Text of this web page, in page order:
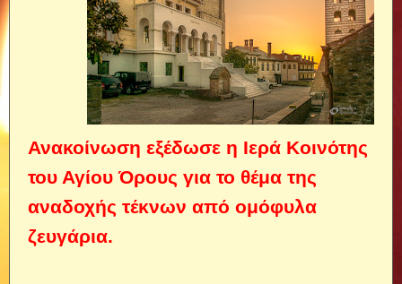
Ανακοίνωση εξέδωσε η Ιερά Κοινότης
του Αγίου Όρους για το θέμα της
αναδοχής τέκνων από ομόφυλα
ζευγάρια.